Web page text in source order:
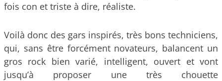
fois con et triste à dire, réaliste.
Voilà donc des gars inspirés, très bons techniciens,
qui, sans être forcément novateurs, balancent un
gros rock bien varié, intelligent, ouvert et vont
jusqu’à proposer une très chouette